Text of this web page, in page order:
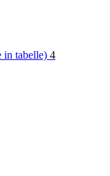
in tabelle) 4